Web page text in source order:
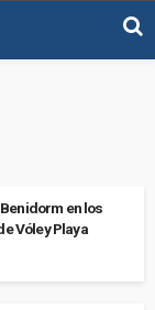
en los
Vóley Playa